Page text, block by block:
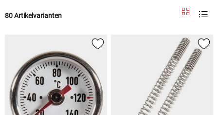
80 Artikelvarianten